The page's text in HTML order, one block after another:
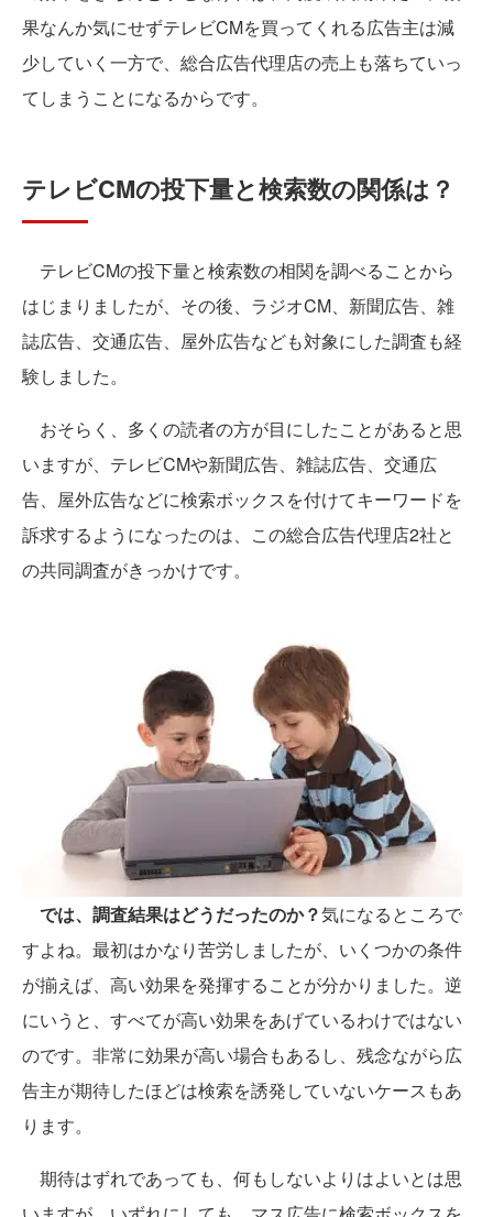
果なんか気にせずテレビCMを買ってくれる広告主は減
少していく一方で、総合広告代理店の売上も落ちていっ
てしまうことになるからです。
テレビCMの投下量と検索数の関係は？
テレビCMの投下量と検索数の相関を調べることから
はじまりましたが、その後、ラジオCM、新聞広告、雑
誌広告、交通広告、屋外広告なども対象にした調査も経
験しました。
おそらく、多くの読者の方が目にしたことがあると思
いますが、テレビCMや新聞広告、雑誌広告、交通広
告、屋外広告などに検索ボックスを付けてキーワードを
訴求するようになったのは、この総合広告代理店2社と
の共同調査がきっかけです。
では、調査結果はどうだったのか？気になるところで
すよね。最初はかなり苦労しましたが、いくつかの条件
が揃えば、高い効果を発揮することが分かりました。逆
にいうと、すべてが高い効果をあげているわけではない
のです。非常に効果が高い場合もあるし、残念ながら広
告主が期待したほどは検索を誘発していないケースもあ
ります。
期待はずれであっても、何もしないよりはよいとは思